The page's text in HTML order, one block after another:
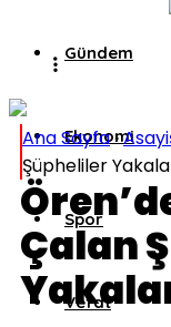
Gündem
Ekonomi
Spor
Vefat
Ana Sayfa›
Şüpheliler
Çalan